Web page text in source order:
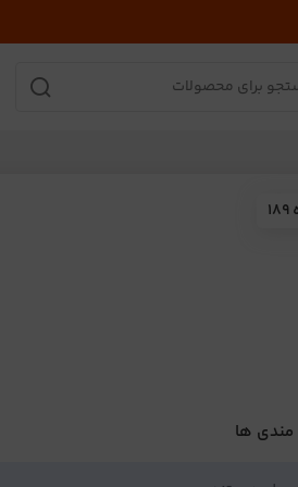
مندی ها